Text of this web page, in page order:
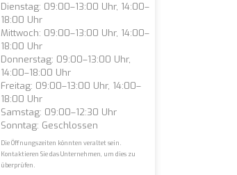
Dienstag: 09:00–13:00 Uhr, 14:00–
18:00 Uhr
Mittwoch: 09:00–13:00 Uhr, 14:00–
18:00 Uhr
Donnerstag: 09:00–13:00 Uhr,
14:00–18:00 Uhr
Freitag: 09:00–13:00 Uhr, 14:00–
18:00 Uhr
Samstag: 09:00–12:30 Uhr
Sonntag: Geschlossen
Die Öffnungszeiten könnten veraltet sein.
Kontaktieren Sie das Unternehmen, um dies zu
überprüfen.